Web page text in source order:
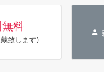
無料
致します)